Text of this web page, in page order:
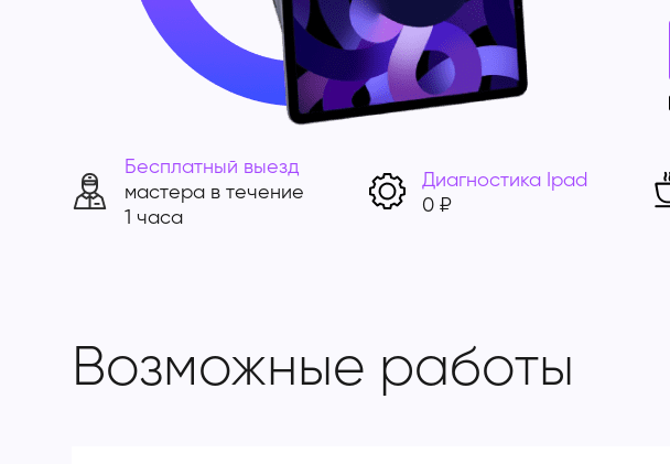
Бесплатный выезд
мастера в течение
1 часа
Диагностика Ipad
0 ₽
Возможные работы